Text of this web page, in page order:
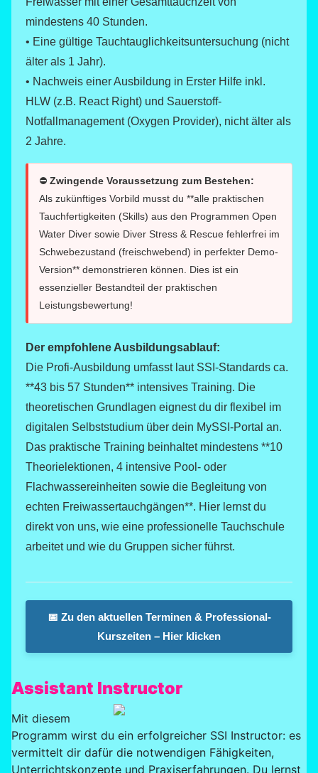
mindestens 40 Stunden.
• Eine gültige Tauchtauglichkeitsuntersuchung (nicht
älter als 1 Jahr).
• Nachweis einer Ausbildung in Erster Hilfe inkl.
HLW (z.B. React Right) und Sauerstoff-
Notfallmanagement (Oxygen Provider), nicht älter als
2 Jahre.
⛔ Zwingende Voraussetzung zum Bestehen:
Als zukünftiges Vorbild musst du **alle praktischen
Tauchfertigkeiten (Skills) aus den Programmen Open
Water Diver sowie Diver Stress & Rescue fehlerfrei im
Schwebezustand (freischwebend) in perfekter Demo-
Version** demonstrieren können. Dies ist ein
essenzieller Bestandteil der praktischen
Leistungsbewertung!
Der empfohlene Ausbildungsablauf:
Die Profi-Ausbildung umfasst laut SSI-Standards ca.
**43 bis 57 Stunden** intensives Training. Die
theoretischen Grundlagen eignest du dir flexibel im
digitalen Selbststudium über dein MySSI-Portal an.
Das praktische Training beinhaltet mindestens **10
Theorielektionen, 4 intensive Pool- oder
Flachwassereinheiten sowie die Begleitung von
echten Freiwassertauchgängen**. Hier lernst du
direkt von uns, wie eine professionelle Tauchschule
arbeitet und wie du Gruppen sicher führst.
📅 Zu den aktuellen Terminen & Professional-
Kurszeiten – Hier klicken
Assistant Instructor
Mit diesem
Programm wirst du ein erfolgreicher SSI Instructor: es
vermittelt dir dafür die notwendigen Fähigkeiten,
Unterrichtskonzepte und Praxiserfahrungen. Du lernst